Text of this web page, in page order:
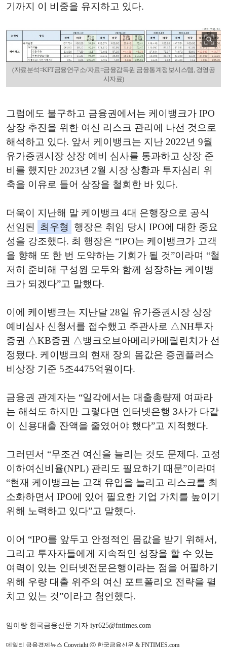
기까지 이 비중을 유지하고 있다.
(자료분석=KFT금융연구소/자료=금융감독원 금융통계정보시스템, 경영공
시자료)
그럼에도 불구하고 금융권에서는 케이뱅크가 IPO
상장 추진을 위한 여신 리스크 관리에 나선 것으로
해석하고 있다. 앞서 케이뱅크는 지난 2022년 9월
유가증권시장 상장 예비 심사를 통과하고 상장 준
비를 했지만 2023년 2월 시장 상황과 투자심리 위
축을 이유로 들어 상장을 철회한 바 있다.
더욱이 지난해 말 케이뱅크 4대 은행장으로 공식
선임된
최우형
행장은 취임 당시 IPO에 대한 중요
성을 강조했다. 최 행장은 “IPO는 케이뱅크가 고객
을 향해 또 한 번 도약하는 기회가 될 것”이라며 “철
저히 준비해 구성원 모두와 함께 성장하는 케이뱅
크가 되겠다”고 말했다.
이에 케이뱅크는 지난달 28일 유가증권시장 상장
예비심사 신청서를 접수했고 주관사로 △NH투자
증권 △KB증권 △뱅크오브아메리카메릴린치가 선
정됐다. 케이뱅크의 현재 장외 몸값은 증권플러스
비상장 기준 5조4475억원이다.
금융권 관계자는 “일각에서는 대출총량제 여파라
는 해석도 하지만 그렇다면 인터넷은행 3사가 다같
이 신용대출 잔액을 줄였어야 했다”고 지적했다.
그러면서 “무조건 여신을 늘리는 것도 문제다. 고정
이하여신비율(NPL) 관리도 필요하기 때문”이라며
“현재 케이뱅크는 고객 유입을 늘리고 리스크를 최
소화하면서 IPO에 있어 필요한 기업 가치를 높이기
위해 노력하고 있다”고 말했다.
이어 “IPO를 앞두고 안정적인 몸값을 받기 위해서,
그리고 투자자들에게 지속적인 성장을 할 수 있는
여력이 있는 인터넷전문은행이라는 점을 어필하기
위해 우량 대출 위주의 여신 포트폴리오 전략을 펼
치고 있는 것”이라고 첨언했다.
임이랑 한국금융신문 기자 iyr625@fntimes.com
데일리 금융경제뉴스 Copyright ⓒ 한국금융신문 & FNTIMES.com